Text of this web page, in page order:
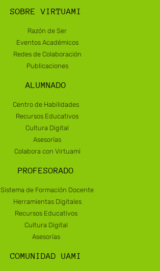
SOBRE VIRTUAMI
Razón de Ser
Eventos Académicos
Redes de Colaboración
Publicaciones
ALUMNADO
Centro de Habilidades
Recursos Educativos
Cultura Digital
Asesorías
Colabora con Virtuami
PROFESORADO
Sistema de Formación Docente
Herramientas Digitales
Recursos Educativos
Cultura Digital
Asesorías
COMUNIDAD UAMI